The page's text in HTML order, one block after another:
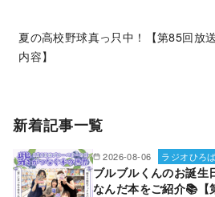
夏の高校野球真っ只中！【第85回放送
内容】
新着記事一覧
2026-08-06 ラジオひろ
ブルブルくんのお誕生
なんだ本をご紹介📚【